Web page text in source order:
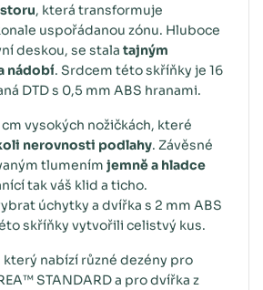
, která transformuje
uspořádanou zónu. Hluboce
deskou, se stala tajným
nádobí. Srdcem této skříňky je 16
DTD s 0,5 mm ABS hranami.
vysokých nožičkách, které
nerovnosti podlahy. Závěsné
tlumením jemně a hladce
tak váš klid a ticho.
úchytky a dvířka s 2 mm ABS
skříňky vytvořili celistvý kus.
nabízí různé dezény pro
STANDARD a pro dvířka z